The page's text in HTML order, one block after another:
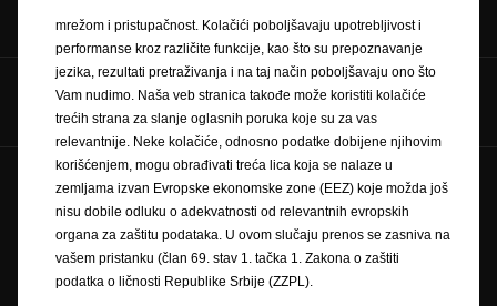
servis
Pratite nas na
Zaštitni znak i autorska prava
Pravilnik o zaštiti privatnosti
Pravilnik o kolačićima
Impressum
Novi podaci o potrošnji goriva
Pravna obavijest
Recikliranje
Opel u svijetu
Izjave o sukladnosti
Kontaktirajte nas
mrežom i pristupačnost. Kolačići poboljšavaju upotrebljivost i
performanse kroz različite funkcije, kao što su prepoznavanje
jezika, rezultati pretraživanja i na taj način poboljšavaju ono što
Vam nudimo. Naša veb stranica takođe može koristiti kolačiće
trećih strana za slanje oglasnih poruka koje su za vas
relevantnije. Neke kolačiće, odnosno podatke dobijene njihovim
korišćenjem, mogu obrađivati treća lica koja se nalaze u
zemljama izvan Evropske ekonomske zone (EEZ) koje možda još
nisu dobile odluku o adekvatnosti od relevantnih evropskih
organa za zaštitu podataka. U ovom slučaju prenos se zasniva na
vašem pristanku (član 69. stav 1. tačka 1. Zakona o zaštiti
podatka o ličnosti Republike Srbije (ZZPL).